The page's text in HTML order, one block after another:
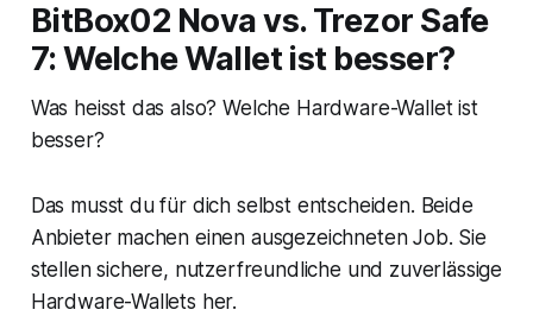
BitBox02 Nova vs. Trezor Safe
7: Welche Wallet ist besser?
Was heisst das also? Welche Hardware-Wallet ist
besser?
Das musst du für dich selbst entscheiden. Beide
Anbieter machen einen ausgezeichneten Job. Sie
stellen sichere, nutzerfreundliche und zuverlässige
Hardware-Wallets her.